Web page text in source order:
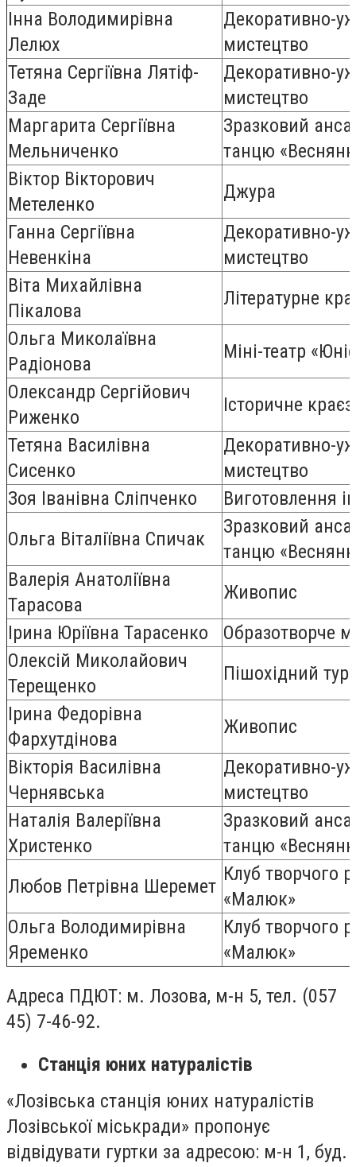
Інна Володимирівна
Лелюх
Декоративно-
мистецтво
Тетяна Сергіївна Лятіф-
Заде
Декоративно-
мистецтво
Маргарита Сергіївна
Мельниченко
Зразковий
танцю
Віктор Вікторович
Метеленко
Джура
Ганна Сергіївна
Невенкіна
Декоративно-
мистецтво
Віта Михайлівна
Пікалова
Літературне
Ольга Миколаївна
Радіонова
Міні-театр
Олександр Сергійович
Риженко
Історичне
Тетяна Василівна
Сисенко
Декоративно-
мистецтво
Зоя Іванівна Сліпченко
Виготовлення
Ольга Віталіївна Спичак
Зразковий
танцю
Валерія Анатоліївна
Тарасова
Живопис
Ірина Юріївна Тарасенко
Образотворче
Олексій Миколайович
Терещенко
Пішохідний
Ірина Федорівна
Фархутдінова
Живопис
Вікторія Василівна
Чернявська
Декоративно-
мистецтво
Наталія Валеріївна
Христенко
Зразковий
танцю
Любов Петрівна Шеремет
Клуб творчого
«Малюк»
Ольга Володимирівна
Яременко
Клуб творчого
«Малюк»
Адреса ПДЮТ: м. Лозова, м-н 5, тел. (057
45) 7-46-92.
Станція юних натуралістів
«Лозівська станція юних натуралістів
Лозівської міськради» пропонує
відвідувати гуртки за адресою: м-н 1, буд.